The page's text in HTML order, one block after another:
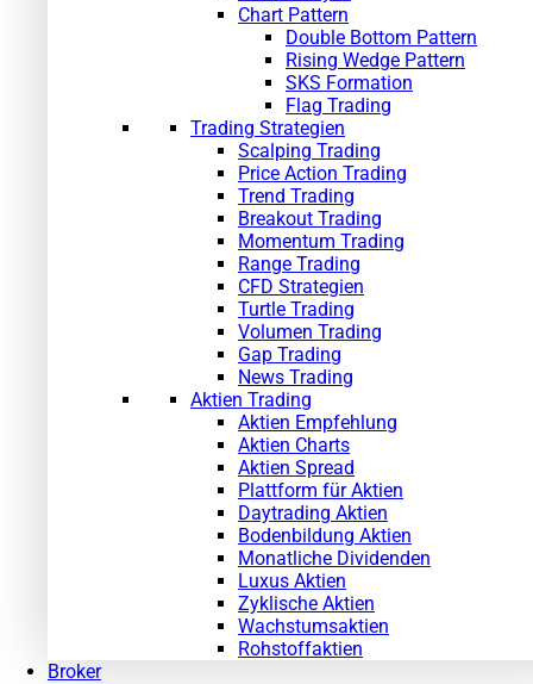
Chart Pattern
Double Bottom Pattern
Rising Wedge Pattern
SKS Formation
Flag Trading
Trading Strategien
Scalping Trading
Price Action Trading
Trend Trading
Breakout Trading
Momentum Trading
Range Trading
CFD Strategien
Turtle Trading
Volumen Trading
Gap Trading
News Trading
Aktien Trading
Aktien Empfehlung
Aktien Charts
Aktien Spread
Plattform für Aktien
Daytrading Aktien
Bodenbildung Aktien
Monatliche Dividenden
Luxus Aktien
Zyklische Aktien
Wachstumsaktien
Rohstoffaktien
Broker